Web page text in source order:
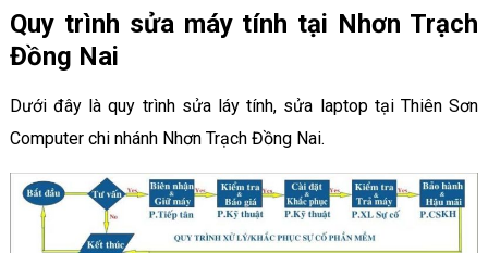
Quy trình sửa máy tính tại Nhơn Trạch
Đồng Nai
Dưới đây là quy trình sửa láy tính, sửa laptop tại Thiên Sơn
Computer chi nhánh Nhơn Trạch Đồng Nai.